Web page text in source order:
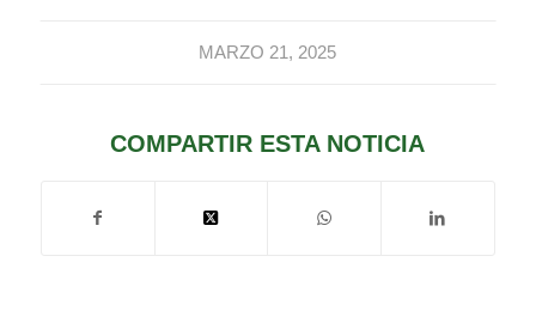
MARZO 21, 2025
COMPARTIR ESTA NOTICIA